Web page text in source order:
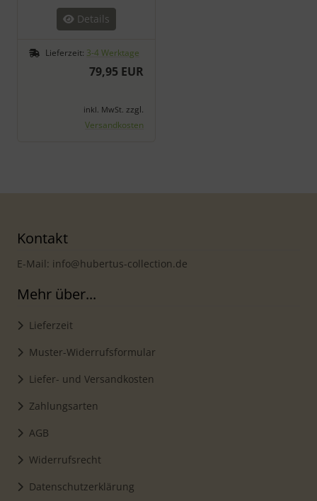
Details
Lieferzeit: 3-4 Werktage
79,95 EUR
inkl. MwSt. zzgl.
Versandkosten
Kontakt
E-Mail: info@hubertus-collection.de
Mehr über...
Lieferzeit
Muster-Widerrufsformular
Liefer- und Versandkosten
Zahlungsarten
AGB
Widerrufsrecht
Datenschutzerklärung